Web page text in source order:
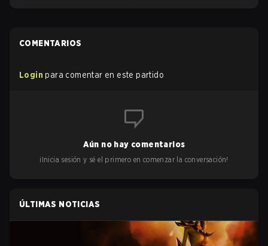
COMENTARIOS
Login para comentar en este partido
Aún no hay comentarios
¡Inicia sesión y sé el primero en comenzar la conversación!
ÚLTIMAS NOTICIAS